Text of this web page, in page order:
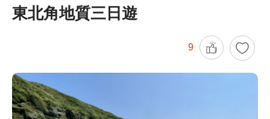
東北角地質三日遊
9